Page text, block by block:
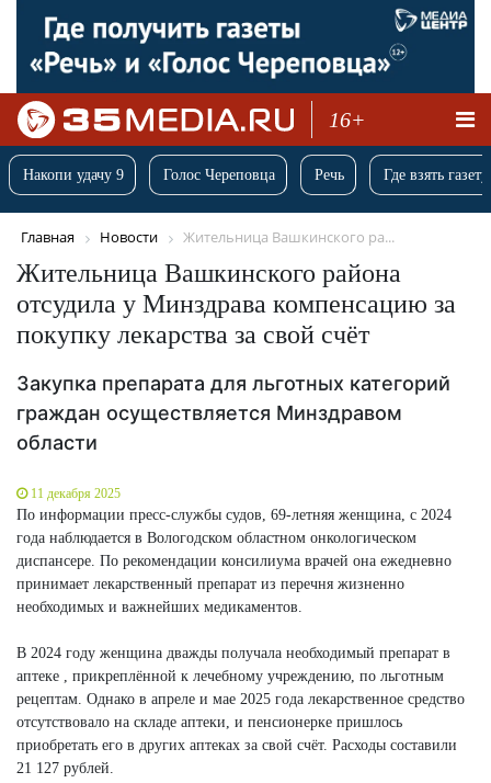
16+
Накопи удачу 9 Голос Череповца Речь Где взять
Главная Новости Жительница Вашкинского ра...
Жительница Вашкинского района
отсудила у Минздрава компенсацию за
покупку лекарства за свой счёт
Закупка препарата для льготных категорий
граждан осуществляется Минздравом
области
11 декабря 2025
По информации пресс-службы судов, 69-летняя женщина, с 2024
года наблюдается в Вологодском областном онкологическом
диспансере. По рекомендации консилиума врачей она ежедневно
принимает лекарственный препарат из перечня жизненно
необходимых и важнейших медикаментов.
В 2024 году женщина дважды получала необходимый препарат в
аптеке , прикреплённой к лечебному учреждению, по льготным
рецептам. Однако в апреле и мае 2025 года лекарственное средство
отсутствовало на складе аптеки, и пенсионерке пришлось
приобретать его в других аптеках за свой счёт. Расходы составили
21 127 рублей.